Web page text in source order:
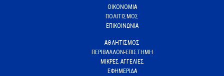
ΟΙΚΟΝΟΜΙΑ
ΠΟΛΙΤΙΣΜΟΣ
ΕΠΙΚΟΙΝΩΝΙΑ
ΑΘΛΗΤΙΣΜΟΣ
ΠΕΡΙΒΑΛΛΟΝ-ΕΠΙΣΤΗΜΗ
ΜΙΚΡΕΣ ΑΓΓΕΛΙΕΣ
ΕΦΗΜΕΡΙΔΑ